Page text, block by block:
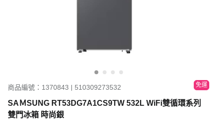
商品編號：1370843 | 510309273532 免運
SAＭSUNG RT53DG7A1CS9TW 532L WiFi雙循環系列
雙門冰箱 時尚銀